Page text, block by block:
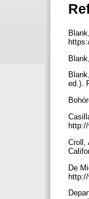
ed.).
Croll,
De